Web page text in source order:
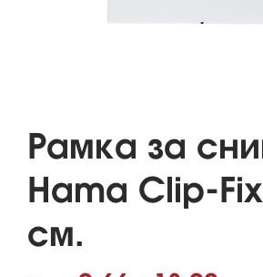
Рамка за
Hama Clip-
см.